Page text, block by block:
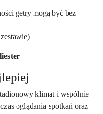
getry mogą być bez
klimat i wspólnie
oglądania spotkań oraz